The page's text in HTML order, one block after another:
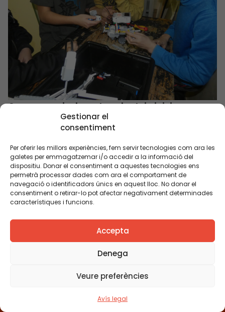
Gestionar el
consentiment
Per oferir les millors experiències, fem servir tecnologies com ara les
galetes per emmagatzemar i/o accedir a la informació del
dispositiu. Donar el consentiment a aquestes tecnologies ens
permetrà processar dades com ara el comportament de
navegació o identificadors únics en aquest lloc. No donar el
consentiment o retirar-lo pot afectar negativament determinades
característiques i funcions.
Accepta
Denega
Veure preferències
Avís legal
Quan un equip docent es planteja iniciar un
Rep continguts, iniciatives i
projectes per implicar-te.